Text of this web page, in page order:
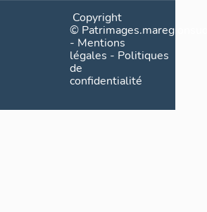
Copyright
©
- Mentions
légales - Politiques
de
confidentialité